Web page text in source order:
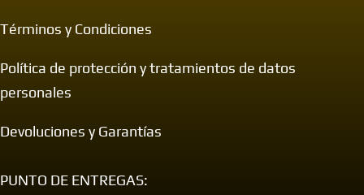
Términos y Condiciones
Política de protección y tratamientos de datos
personales
Devoluciones y Garantías
PUNTO DE ENTREGAS: